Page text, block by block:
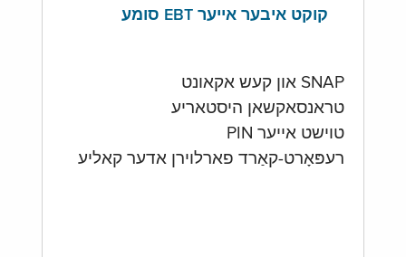
קוקט איבער אייער EBT סומע
SNAP און קעש אקאונט
טראנסאקשאן היסטאריע
טוישט אייער PIN
רעפּאָרט-קאַרד פארלוירן אדער קאליע